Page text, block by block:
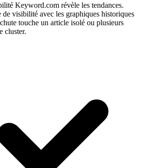
Keyword.com révèle les tendances.
de visibilité avec les graphiques historiques
touche un article isolé ou plusieurs
cluster.